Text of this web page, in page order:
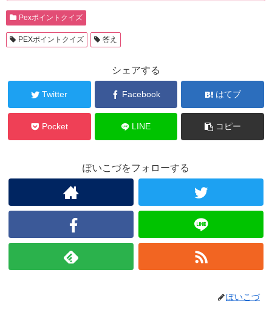
Pexポイントクイズ
PEXポイントクイズ 答え
シェアする
Twitter Facebook はてブ
Pocket LINE コピー
ぽいこづをフォローする
ぽいこづ